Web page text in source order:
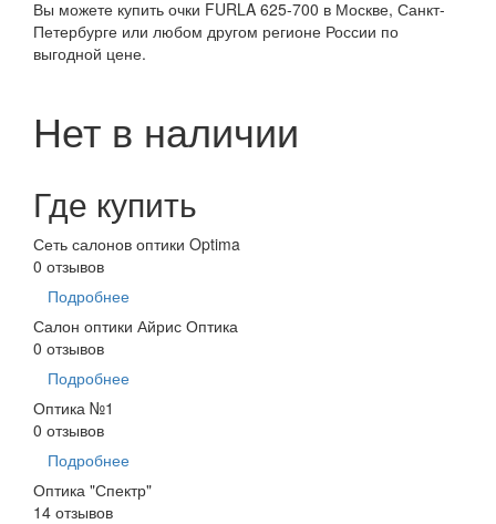
Вы можете купить очки FURLA 625-700 в Москве, Санкт-
Петербурге или любом другом регионе России по
выгодной цене.
Нет в наличии
Где купить
Сеть салонов оптики Optima
0 отзывов
Подробнее
Салон оптики Айрис Оптика
0 отзывов
Подробнее
Оптика №1
0 отзывов
Подробнее
Оптика "Спектр"
14 отзывов